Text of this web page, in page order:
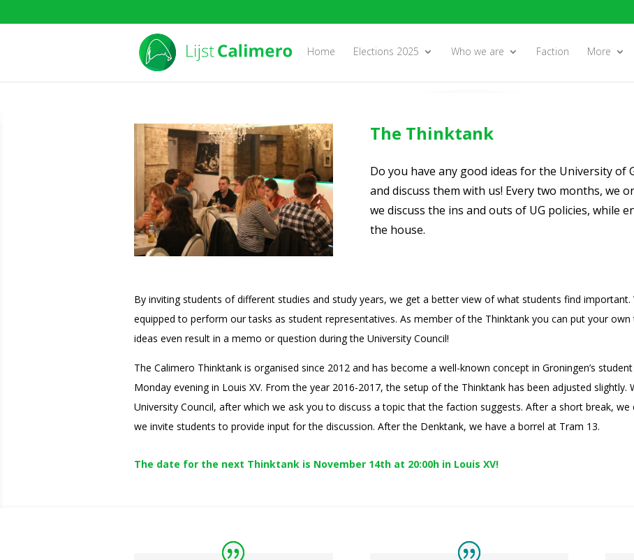
Home Elections 2025 Who we are Faction More
The Thinktank
Do you have any good ideas for the University of
and discuss them with us! Every two months, we
we discuss the ins and outs of UG policies, while
the house.
By inviting students of different studies and study years, we get a better view of what students find
equipped to perform our tasks as student representatives. As member of the Thinktank you can put your
ideas even result in a memo or question during the University Council!
The Calimero Thinktank is organised since 2012 and has become a well-known concept in Groningen’s
Monday evening in Louis XV. From the year 2016-2017, the setup of the Thinktank has been adjusted
University Council, after which we ask you to discuss a topic that the faction suggests. After a short break,
we invite students to provide input for the discussion. After the Denktank, we have a borrel at Tram 13.
The date for the next Thinktank is November 14th at 20:00h in Louis XV!